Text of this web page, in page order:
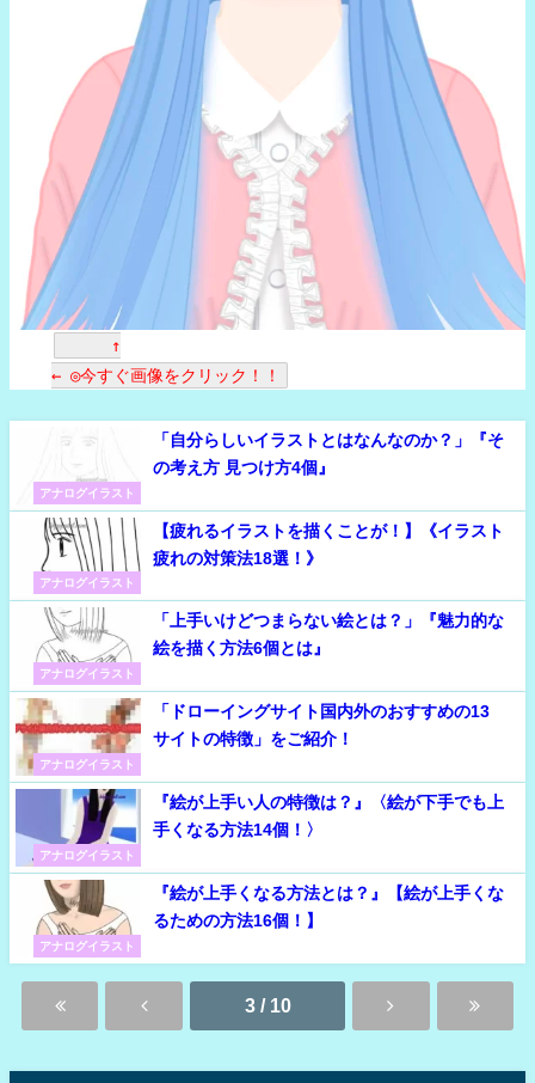
↑
← ◎今すぐ画像をクリック！！
アナログイラスト
「自分らしいイラストとはなんなのか？」『そ
の考え方 見つけ方4個』
アナログイラスト
【疲れるイラストを描くことが！】《イラスト
疲れの対策法18選！》
アナログイラスト
「上手いけどつまらない絵とは？」『魅力的な
絵を描く方法6個とは』
アナログイラスト
「ドローイングサイト国内外のおすすめの13
サイトの特徴」をご紹介！
アナログイラスト
『絵が上手い人の特徴は？』〈絵が下手でも上
手くなる方法14個！〉
アナログイラスト
『絵が上手くなる方法とは？』【絵が上手くな
るための方法16個！】
3 / 10